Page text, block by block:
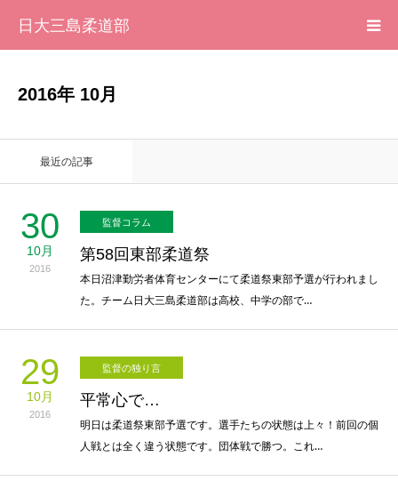
日大三島柔道部
2016年 10月
最近の記事
30
10月
2016
監督コラム
第58回東部柔道祭
本日沼津勤労者体育センターにて柔道祭東部予選が行われまし
た。チーム日大三島柔道部は高校、中学の部で…
29
10月
2016
監督の独り言
平常心で…
明日は柔道祭東部予選です。選手たちの状態は上々！前回の個
人戦とは全く違う状態です。団体戦で勝つ。これ…
大会記録
写真集
応援メッセージ一覧